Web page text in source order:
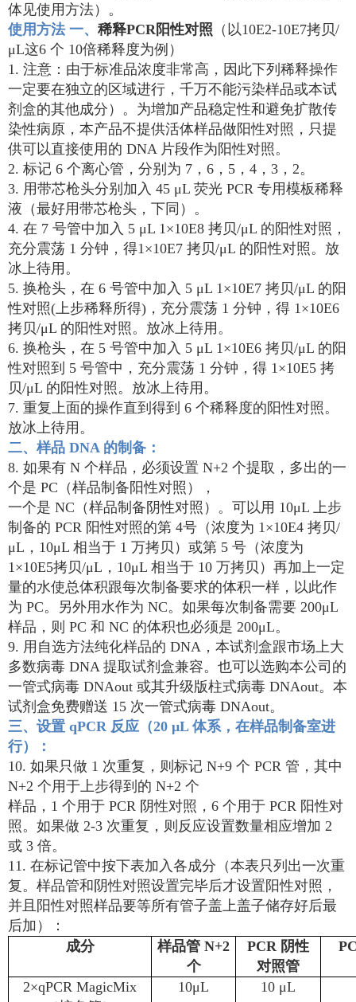
体见使用方法）。
使用方法 一、 稀释PCR阳性对照 （以10E2-10E7拷贝/
μL这6 个 10倍稀释度为例）
1. 注意：由于标准品浓度非常高，因此下列稀释操作
一定要在独立的区域进行，千万不能污染样品或本试
剂盒的其他成分）。为增加产品稳定性和避免扩散传
染性病原，本产品不提供活体样品做阳性对照，只提
供可以直接使用的 DNA 片段作为阳性对照。
2. 标记 6 个离心管，分别为 7，6，5，4，3，2。
3. 用带芯枪头分别加入 45 μL 荧光 PCR 专用模板稀释
液（最好用带芯枪头，下同）。
4. 在 7 号管中加入 5 μL 1×10E8 拷贝/μL 的阳性对照，
充分震荡 1 分钟，得1×10E7 拷贝/μL 的阳性对照。放
冰上待用。
5. 换枪头，在 6 号管中加入 5 μL 1×10E7 拷贝/μL 的阳
性对照(上步稀释所得)，充分震荡 1 分钟，得 1×10E6
拷贝/μL 的阳性对照。放冰上待用。
6. 换枪头，在 5 号管中加入 5 μL 1×10E6 拷贝/μL 的阳
性对照到 5 号管中，充分震荡 1 分钟，得 1×10E5 拷
贝/μL 的阳性对照。放冰上待用。
7. 重复上面的操作直到得到 6 个稀释度的阳性对照。
放冰上待用。
二、样品 DNA 的制备 ：
8. 如果有 N 个样品，必须设置 N+2 个提取，多出的一
个是 PC（样品制备阳性对照），
一个是 NC（样品制备阴性对照）。可以用 10μL 上步
制备的 PCR 阳性对照的第 4号（浓度为 1×10E4 拷贝/
μL，10μL 相当于 1 万拷贝）或第 5 号（浓度为
1×10E5拷贝/μL，10μL 相当于 10 万拷贝）再加上一定
量的水使总体积跟每次制备要求的体积一样，以此作
为 PC。另外用水作为 NC。如果每次制备需要 200μL
样品，则 PC 和 NC 的体积也必须是 200μL。
9. 用自选方法纯化样品的 DNA，本试剂盒跟市场上大
多数病毒 DNA 提取试剂盒兼容。也可以选购本公司的
一管式病毒 DNAout 或其升级版柱式病毒 DNAout。本
试剂盒免费赠送 15 次一管式病毒 DNAout。
三、设置 qPCR 反应（20 μL 体系，在样品制备室进
行）：
10. 如果只做 1 次重复，则标记 N+9 个 PCR 管，其中
N+2 个用于上步得到的 N+2 个
样品，1 个用于 PCR 阴性对照，6 个用于 PCR 阳性对
照。如果做 2-3 次重复，则反应设置数量相应增加 2
或 3 倍。
11. 在标记管中按下表加入各成分（本表只列出一次重
复。样品管和阴性对照设置完毕后才设置阳性对照，
并且阳性对照样品要等所有管子盖上盖子储存好后最
后加）：
成分
样品管 N+2
个
PCR 阴性
对照管
2×qPCR MagicMix
10μL 10 μL